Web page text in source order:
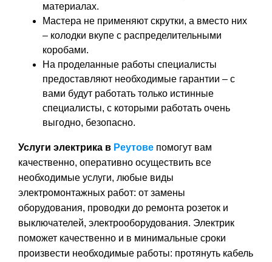
материалах.
Мастера не применяют скрутки, а вместо них
– колодки вкупе с распределительными
коробами.
На проделанные работы специалисты
предоставляют необходимые гарантии – с
вами будут работать только истинные
специалисты, с которыми работать очень
выгодно, безопасно.
Услуги электрика в Реутове помогут вам
качественно, оперативно осуществить все
необходимые услуги, любые виды
электромонтажных работ: от замены
оборудования, проводки до ремонта розеток и
выключателей, электрооборудования. Электрик
поможет качественно и в минимальные сроки
произвести необходимые работы: протянуть кабель